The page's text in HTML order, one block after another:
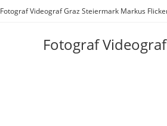
Zum
Fotograf Videograf Graz Steiermark Markus
Fotograf